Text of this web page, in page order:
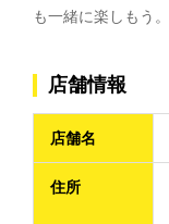
も一緒に楽しもう。
店舗情報
店舗名
住所